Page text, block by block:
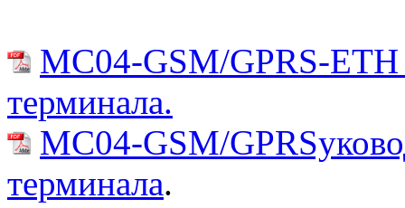
MC04-GSM/GPRS-ETH
терминала.
MC04-GSM/
терминала.